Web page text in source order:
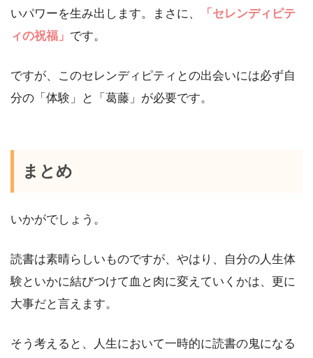
いパワーを生み出します。まさに、
「セレンディピテ
ィの祝福」 です。
ですが、このセレンディピティとの出会いには必ず自
分の「体験」と「葛藤」が必要です。
まとめ
いかがでしょう。
読書は素晴らしいものですが、やはり、自分の人生体
験といかに結びつけて血と肉に変えていくかは、更に
大事だと言えます。
そう考えると、人生において一時的に読書の鬼になる